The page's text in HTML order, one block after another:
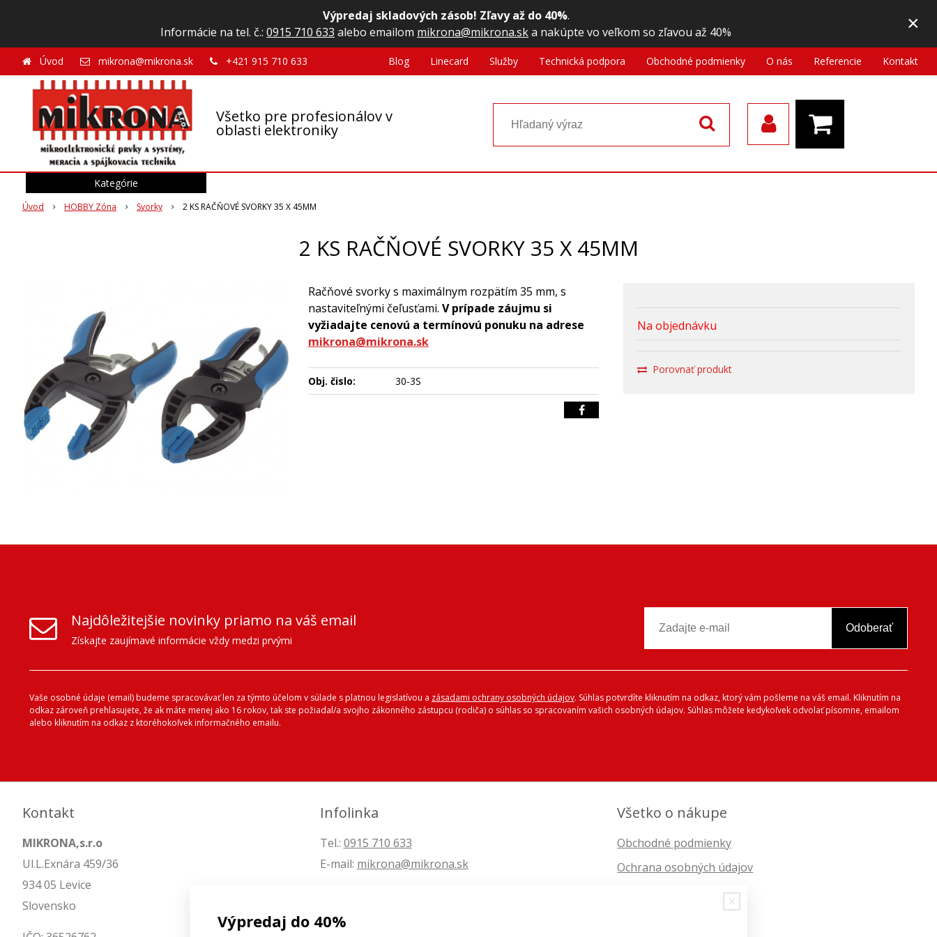
Výpredaj skladových zásob! Zľavy až do 40%.
Informácie na tel. č.: 0915 710 633 alebo emailom mikrona@mikrona.ska nakúpte vo veľkom so zľavou až 40% ×
Všetko pre profesionálov v
oblasti elektroniky
Úvod mikrona@mikrona.sk +421 915 710 633 Blog Linecard Služby Technická podpora Obchodné podmienky O nás Referencie Kontakt
Úvod HOBBY Zóna Svorky 2 KS RAČŇOVÉ SVORKY 35 X 45MM
2 KS RAČŇOVÉ SVORKY 35 X 45MM
Na objednávku
Porovnať produkt
Račňové svorky s maximálnym rozpätím 35 mm, s
nastaviteľnými čeľusťami. V prípade záujmu si
vyžiadajte cenovú a termínovú ponuku na adrese
mikrona@mikrona.sk
Obj. čislo: 30-3S
Kategórie
Najdôležitejšie novinky priamo na váš email
Získajte zaujímavé informácie vždy medzi prvými
Odoberať
Vaše osobné údaje (email) budeme spracovávať len za týmto účelom v súlade s platnou legislatívou a zásadami ochrany osobných údajov. Súhlas potvrdíte kliknutím na odkaz, ktorý vám pošleme na váš email. Kliknutím na
odkaz zároveň prehlasujete, že ak máte menej ako 16 rokov, tak ste požiadal/a svojho zákonného zástupcu (rodiča) o súhlas so spracovaním vašich osobných údajov. Súhlas môžete kedykoľvek odvolať písomne, emailom
alebo kliknutím na odkaz z ktoréhokoľvek informačného emailu.
Kontakt
MIKRONA,s.r.o
Ul.L.Exnára 459/36
934 05 Levice
Slovensko
Infolinka
Tel.: 0915 710 633
E-mail: mikrona@mikrona.sk
Všetko o nákupe
Obchodné podmienky
Ochrana osobných údajov
Výpredaj do 40%